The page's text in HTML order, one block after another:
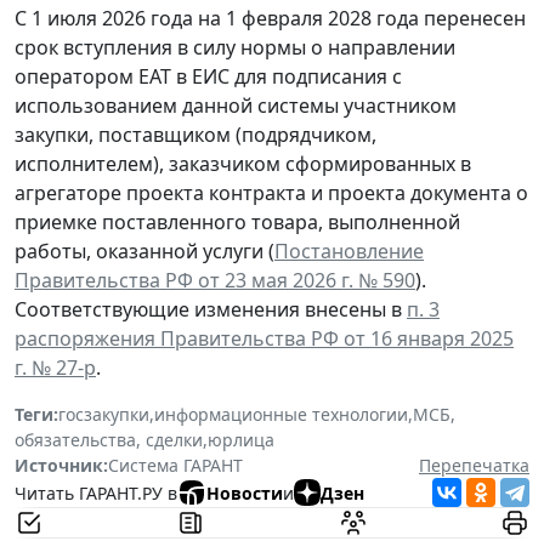
С 1 июля 2026 года на 1 февраля 2028 года перенесен
срок вступления в силу нормы о направлении
оператором ЕАТ в ЕИС для подписания с
использованием данной системы участником
закупки, поставщиком (подрядчиком,
исполнителем), заказчиком сформированных в
агрегаторе проекта контракта и проекта документа о
приемке поставленного товара, выполненной
работы, оказанной услуги (Постановление
Правительства РФ от 23 мая 2026 г. № 590).
Соответствующие изменения внесены в п. 3
распоряжения Правительства РФ от 16 января 2025
г. № 27-р.
Теги:госзакупки,информационные технологии,МСБ,
обязательства, сделки,юрлица
Источник:Система ГАРАНТ
Перепечатка
Читать ГАРАНТ.РУ в
Новостии Дзен